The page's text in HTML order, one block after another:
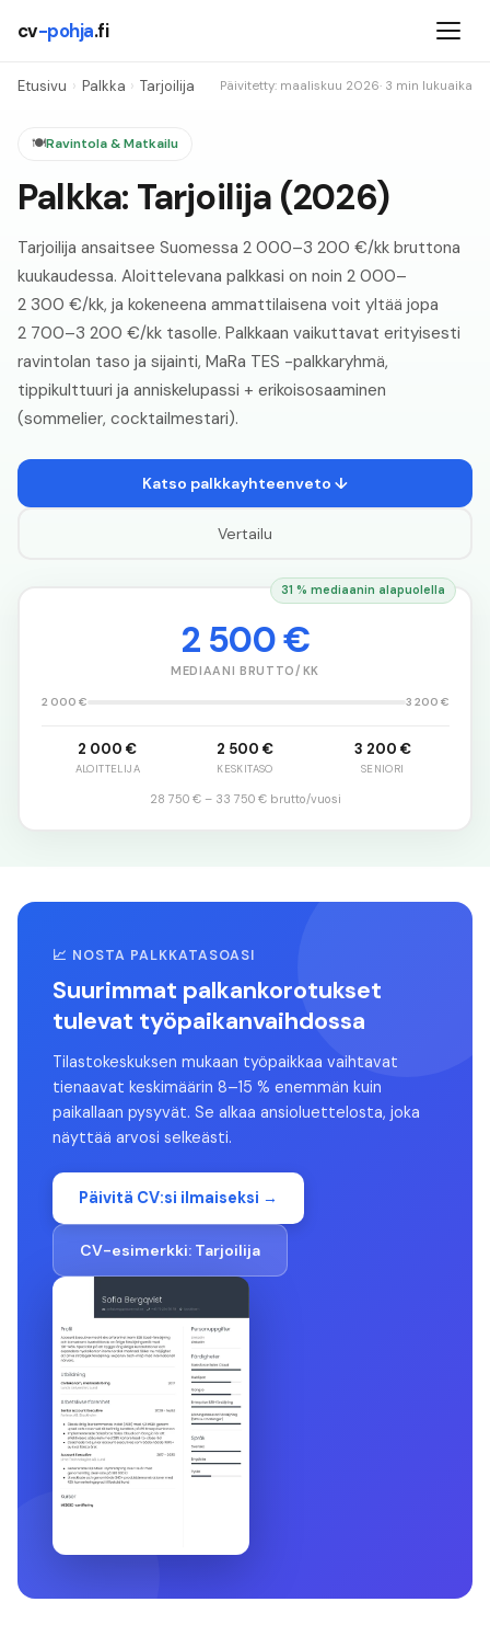
cv-pohja.fi
Etusivu › Palkka › Tarjoilija Päivitetty: maaliskuu 2026· 3 min lukuaika
🍽️Ravintola & Matkailu
Palkka: Tarjoilija (2026)
Tarjoilija ansaitsee Suomessa 2 000–3 200 €/kk bruttona
kuukaudessa. Aloittelevana palkkasi on noin 2 000–
2 300 €/kk, ja kokeneena ammattilaisena voit yltää jopa
2 700–3 200 €/kk tasolle. Palkkaan vaikuttavat erityisesti
ravintolan taso ja sijainti, MaRa TES -palkkaryhmä,
tippikulttuuri ja anniskelupassi + erikoisosaaminen
(sommelier, cocktailmestari).
Katso palkkayhteenveto ↓
Vertailu
31 % mediaanin alapuolella
2 500 €
MEDIAANI BRUTTO/KK
2 000 € 3 200 €
2 000 €
ALOITTELIJA
2 500 €
KESKITASO
3 200 €
SENIORI
28 750 €– 33 750 €brutto/vuosi
📈 NOSTA PALKKATASOASI
Suurimmat palkankorotukset
tulevat työpaikanvaihdossa
Tilastokeskuksen mukaan työpaikkaa vaihtavat
tienaavat keskimäärin 8–15 % enemmän kuin
paikallaan pysyvät. Se alkaa ansioluettelosta, joka
näyttää arvosi selkeästi.
Päivitä CV:si ilmaiseksi →
CV-esimerkki: Tarjoilija